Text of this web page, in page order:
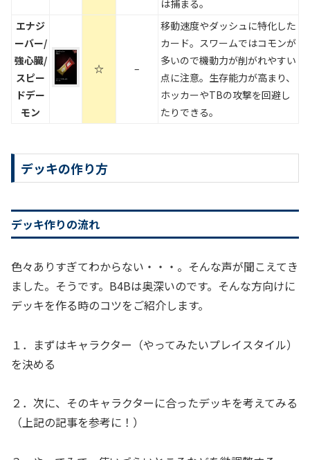
は捕まる。
エナジ
ーバー/
強心臓/
スピー
ドデー
モン
☆ –
移動速度やダッシュに特化した
カード。スワームではコモンが
多いので機動力が削がれやすい
点に注意。生存能力が高まり、
ホッカーやTBの攻撃を回避し
たりできる。
デッキの作り方
デッキ作りの流れ
色々ありすぎてわからない・・・。そんな声が聞こえてき
ました。そうです。B4Bは奥深いのです。そんな方向けに
デッキを作る時のコツをご紹介します。
１．まずはキャラクター（やってみたいプレイスタイル）
を決める
２．次に、そのキャラクターに合ったデッキを考えてみる
（上記の記事を参考に！）